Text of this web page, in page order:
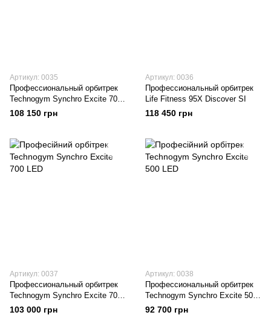
Артикул: 0035
Профессиональный орбитрек
Technogym Synchro Excite 700
Visioweb
108 150 грн
Артикул: 0036
Профессиональный орбитрек
Life Fitness 95X Discover SI
118 450 грн
Артикул: 0037
Профессиональный орбитрек
Technogym Synchro Excite 700
LED
103 000 грн
Артикул: 0038
Профессиональный орбитрек
Technogym Synchro Excite 500
LED
92 700 грн